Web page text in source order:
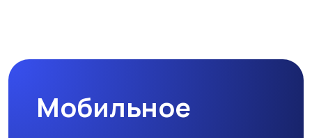
Столы и стулья Текстиль и ковры
Мобильное